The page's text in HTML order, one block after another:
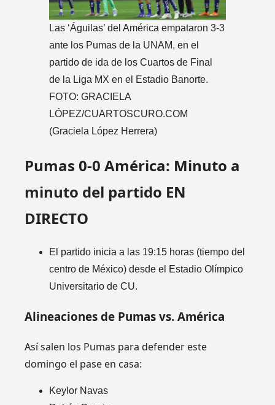
Las ‘Águilas’ del América empataron 3-3
ante los Pumas de la UNAM, en el
partido de ida de los Cuartos de Final
de la Liga MX en el Estadio Banorte.
FOTO: GRACIELA
LÓPEZ/CUARTOSCURO.COM
(Graciela López Herrera)
Pumas 0-0 América: Minuto a
minuto del partido EN
DIRECTO
El partido inicia a las 19:15 horas (tiempo del
centro de México) desde el Estadio Olímpico
Universitario de CU.
Alineaciones de Pumas vs. América
Así salen los Pumas para defender este
domingo el pase en casa:
Keylor Navas